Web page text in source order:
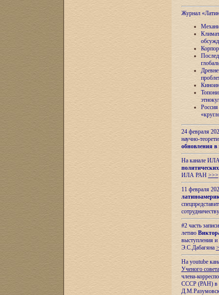
Журнал
24 февраля
научно-
обновления в
На канале
ИЛА РАН >>>
11 февраля
#2 часть
летию
выступления
Э.С.Дабагяна
На youtube
Ученого
члена-
СССР (РАН) в